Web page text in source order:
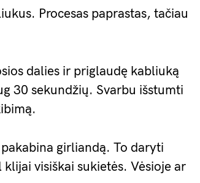
Procesas paprastas, tačiau
dalies ir priglaudę kabliuką
30 sekundžių. Svarbu išstumti
girliandą. To daryti
klijai visiškai sukietės. Vėsioje ar